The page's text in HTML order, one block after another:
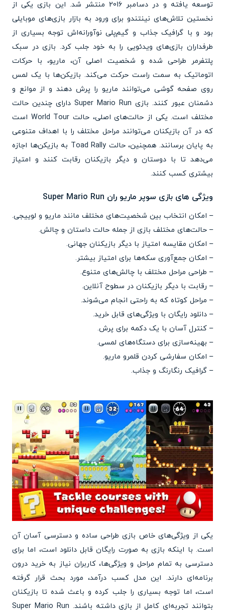
توسعه یافته و در دسامبر 2016 منتشر شد. این بازی یکی از
نخستین تلاش‌های نینتندو برای ورود به بازار بازی‌های موبایلی
بود و با گرافیک جذاب و گیم‌پلی نوآورانه‌اش توجه بسیاری از
طرفداران بازی‌های ویدئویی را به خود جلب کرد. بازی در سبک
پلتفرمر طراحی شده و شخصیت اصلی آن، ماریو، با حرکات
اتوماتیک به سمت راست حرکت می‌کند. بازیکن‌ها با یک لمس
روی صفحه گوشی می‌توانند ماریو را پرش دهند و از موانع و
دشمنان عبور کنند. بازی Super Mario Run دارای چندین حالت
مختلف است. یکی از حالت‌های اصلی، حالت World Tour است
که در آن بازیکنان می‌توانند مراحل مختلف را با اهداف متنوعی
به پایان برسانند. همچنین، حالت Toad Rally به بازیکن‌ها اجازه
می‌دهد تا با دوستان و دیگر بازیکنان رقابت کنند و امتیاز
بیشتری کسب کنند.
ویژگی های بازی سوپر ماریو ران Super Mario Run
– امکان انتخاب بین شخصیت‌های مختلف مانند ماریو و لوییجی.
– حالت‌های مختلف بازی از جمله حالت داستان و چالش.
– امکان مقایسه امتیاز با دیگر بازیکنان جهانی.
– امکان جمع‌آوری سکه‌ها برای امتیاز بیشتر.
– طراحی مراحل مختلف با چالش‌های متنوع.
– رقابت با دیگر بازیکنان در سطوح آنلاین.
– مراحل کوتاه که به راحتی انجام می‌شوند.
– دانلود رایگان با ویژگی‌های قابل خرید.
– کنترل آسان با یک دکمه برای پرش.
– بهینه‌سازی برای دستگاه‌های لمسی.
– امکان سفارشی کردن قلمرو ماریو.
– گرافیک رنگارنگ و جذاب.
یکی از ویژگی‌های خاص بازی طراحی ساده و دسترسی آسان آن
است. با اینکه بازی به صورت رایگان قابل دانلود است، اما برای
دسترسی به تمام مراحل و ویژگی‌ها، کاربران نیاز به خرید درون
برنامه‌ای دارند. این مدل کسب درآمد، مورد بحث قرار گرفته
است، اما توجه بسیاری را جلب کرده و باعث شده تا بازیکنان
بتوانند تجربه‌ای کامل از بازی داشته باشند. Super Mario Run